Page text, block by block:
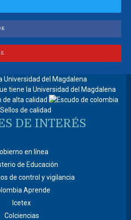
DE INTERÉS
en línea
de Educación
de control y vigilancia
Aprende
Icetex
Colciencias